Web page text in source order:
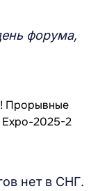
форума,
нет в СНГ.